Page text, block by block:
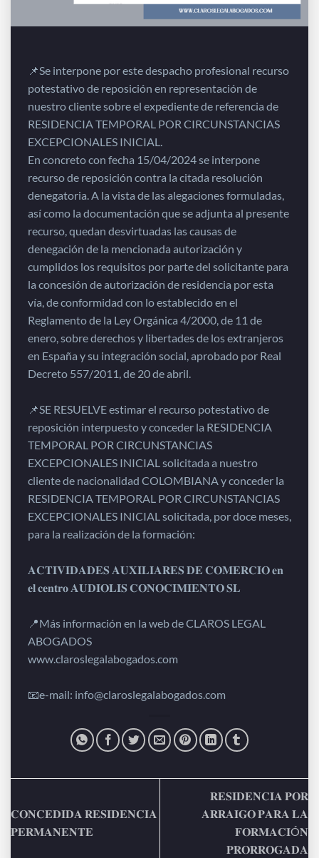
📌Se interpone por este despacho profesional recurso
potestativo de reposición en representación de
nuestro cliente sobre el expediente de referencia de
RESIDENCIA TEMPORAL POR CIRCUNSTANCIAS
EXCEPCIONALES INICIAL.
En concreto con fecha 15/04/2024 se interpone
recurso de reposición contra la citada resolución
denegatoria. A la vista de las alegaciones formuladas,
así como la documentación que se adjunta al presente
recurso, quedan desvirtuadas las causas de
denegación de la mencionada autorización y
cumplidos los requisitos por parte del solicitante para
la concesión de autorización de residencia por esta
vía, de conformidad con lo establecido en el
Reglamento de la Ley Orgánica 4/2000, de 11 de
enero, sobre derechos y libertades de los extranjeros
en España y su integración social, aprobado por Real
Decreto 557/2011, de 20 de abril.
📌SE RESUELVE estimar el recurso potestativo de
reposición interpuesto y conceder la RESIDENCIA
TEMPORAL POR CIRCUNSTANCIAS
EXCEPCIONALES INICIAL solicitada a nuestro
cliente de nacionalidad COLOMBIANA y conceder la
RESIDENCIA TEMPORAL POR CIRCUNSTANCIAS
EXCEPCIONALES INICIAL solicitada, por doce meses,
para la realización de la formación:
𝐀𝐂𝐓𝐈𝐕𝐈𝐃𝐀𝐃𝐄𝐒 𝐀𝐔𝐗𝐈𝐋𝐈𝐀𝐑𝐄𝐒 𝐃𝐄 𝐂𝐎𝐌𝐄𝐑𝐂𝐈𝐎 𝐞𝐧
𝐞𝐥 𝐜𝐞𝐧𝐭𝐫𝐨 𝐀𝐔𝐃𝐈𝐎𝐋𝐈𝐒 𝐂𝐎𝐍𝐎𝐂𝐈𝐌𝐈𝐄𝐍𝐓𝐎 𝐒𝐋
📍Más información en la web de CLAROS LEGAL
ABOGADOS
www.claroslegalabogados.com
📧e-mail: info@claroslegalabogados.com
𝐂𝐎𝐍𝐂𝐄𝐃𝐈𝐃𝐀 𝐑𝐄𝐒𝐈𝐃𝐄𝐍𝐂𝐈𝐀
𝐏𝐄𝐑𝐌𝐀𝐍𝐄𝐍𝐓𝐄
𝐑𝐄𝐒𝐈𝐃𝐄𝐍𝐂𝐈𝐀 𝐏𝐎𝐑
𝐀𝐑𝐑𝐀𝐈𝐆𝐎 𝐏𝐀𝐑𝐀 𝐋𝐀
𝐅𝐎𝐑𝐌𝐀𝐂𝐈Ó𝐍
𝐏𝐑𝐎𝐑𝐑𝐎𝐆𝐀𝐃𝐀